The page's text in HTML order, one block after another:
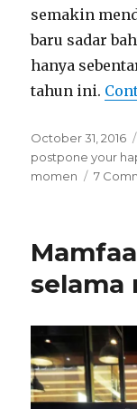
semakin
baru sadar
hanya
tahun ini.
Posted
on
October 31, 2016
postpone your
momen
7
selama